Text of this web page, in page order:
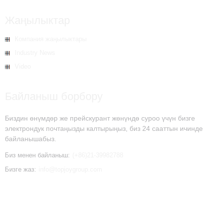
Биздин өнүмдөр же прейскурант жөнүндө суроо үчүн бизге
электрондук почтаңызды калтырыңыз, биз 24 сааттын ичинде
байланышабыз.
Биз менен байланыш:
Бизге жаз: